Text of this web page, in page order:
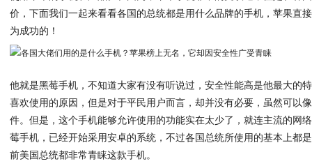
价，下面我们一起来看看各国的总统都是用什么品牌的手机，苹果直
为成功的！
他就是黑莓手机，不知道大家有没有听说过，安全性能高是他最大的
喜欢使用的原因，但是对于平民用户而言，却并没有必要，虽然可以
件。但是，这个手机能够允许使用的功能实在太少了，就连主流的网
莓手机，已经开始采用安卓的系统，不过各国总统所使用的基本上都
前美国总统都非常青睐这款手机。